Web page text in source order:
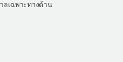
ลเฉพาะทางด้าน